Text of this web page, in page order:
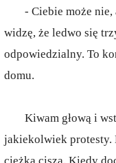
- Ciebie może nie,
widzę, że ledwo się
odpowiedzialny. To
domu.
Kiwam głową i
jakiekolwiek protesty.